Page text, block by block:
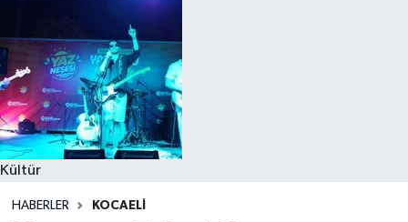
Kültür
HABERLER KOCAELI